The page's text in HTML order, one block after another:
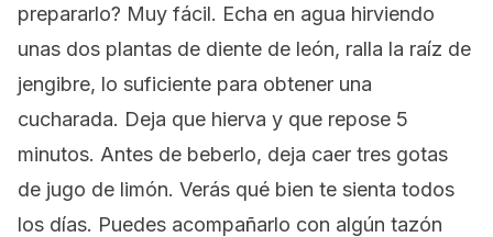
prepararlo? Muy fácil. Echa en agua hirviendo
unas dos plantas de diente de león, ralla la raíz de
jengibre, lo suficiente para obtener una
cucharada. Deja que hierva y que repose 5
minutos. Antes de beberlo, deja caer tres gotas
de jugo de limón. Verás qué bien te sienta todos
los días. Puedes acompañarlo con algún tazón